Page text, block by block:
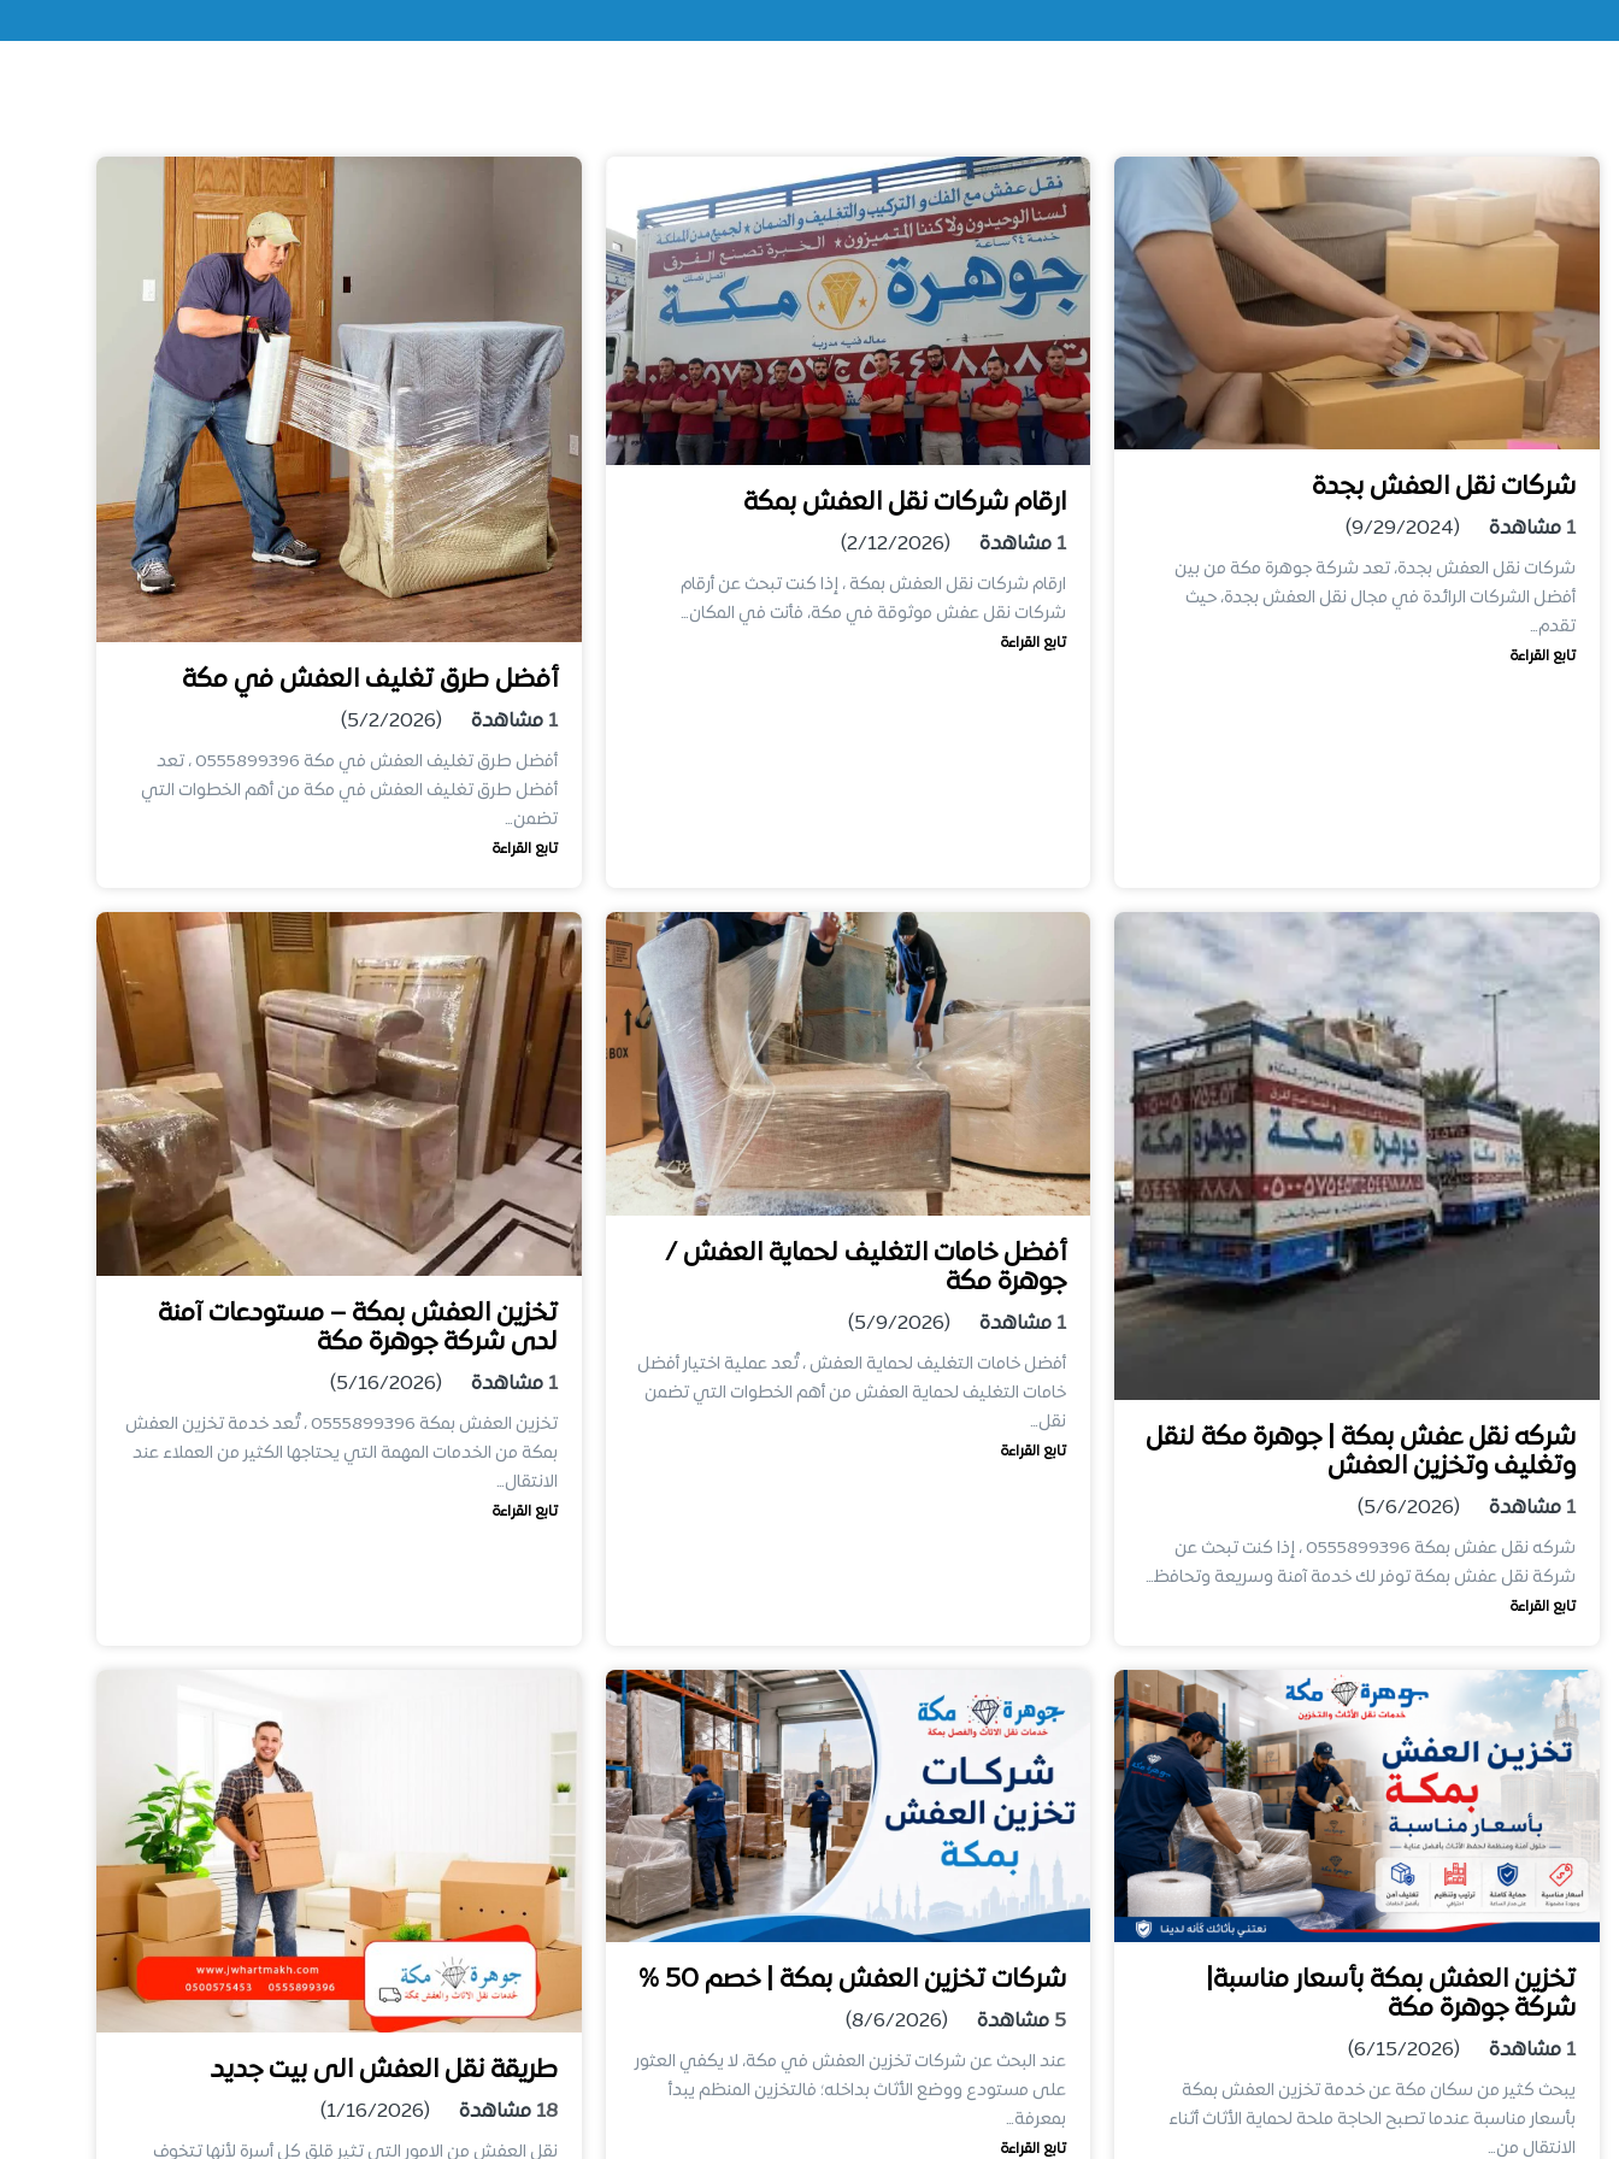
شركات نقل العفش بجدة
1 مشاهدة (9/29/2024)
شركات نقل العفش بجدة، تعد شركة جوهرة مكة من بين
أفضل الشركات الرائدة في مجال نقل العفش بجدة، حيث
تقدم…
تابع القراءة
ارقام شركات نقل العفش بمكة
1 مشاهدة (2/12/2026)
ارقام شركات نقل العفش بمكة ، إذا كنت تبحث عن أرقام
شركات نقل عفش موثوقة في مكة، فأنت في المكان…
تابع القراءة
أفضل طرق تغليف العفش في مكة
1 مشاهدة (5/2/2026)
أفضل طرق تغليف العفش في مكة 0555899396 ، تعد
أفضل طرق تغليف العفش في مكة من أهم الخطوات التي
تضمن…
تابع القراءة
شركه نقل عفش بمكة | جوهرة مكة لنقل
وتغليف وتخزين العفش
1 مشاهدة (5/6/2026)
شركه نقل عفش بمكة 0555899396 ، إذا كنت تبحث عن
شركة نقل عفش بمكة توفر لك خدمة آمنة وسريعة وتحافظ…
تابع القراءة
أفضل خامات التغليف لحماية العفش /
جوهرة مكة
1 مشاهدة (5/9/2026)
أفضل خامات التغليف لحماية العفش ، تُعد عملية اختيار أفضل
خامات التغليف لحماية العفش من أهم الخطوات التي تضمن
نقل…
تابع القراءة
تخزين العفش بمكة – مستودعات آمنة
لدى شركة جوهرة مكة
1 مشاهدة (5/16/2026)
تخزين العفش بمكة 0555899396 ، تُعد خدمة تخزين العفش
بمكة من الخدمات المهمة التي يحتاجها الكثير من العملاء عند
الانتقال…
تابع القراءة
تخزين العفش بمكة بأسعار مناسبة|
شركة جوهرة مكة
1 مشاهدة (6/15/2026)
يبحث كثير من سكان مكة عن خدمة تخزين العفش بمكة
بأسعار مناسبة عندما تصبح الحاجة ملحة لحماية الأثاث أثناء
الانتقال من…
شركات تخزين العفش بمكة | خصم 50 %
5 مشاهدة (8/6/2026)
عند البحث عن شركات تخزين العفش في مكة، لا يكفي العثور
على مستودع ووضع الأثاث بداخله؛ فالتخزين المنظم يبدأ
بمعرفة…
تابع القراءة
طريقة نقل العفش الى بيت جديد
18 مشاهدة (1/16/2026)
نقل العفش من الامور التى تثير قلق كل أسرة لأنها تتخوف